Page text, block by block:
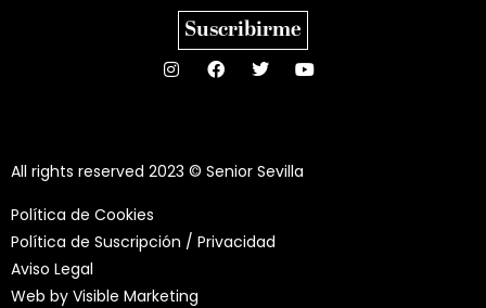
Suscribirme
All rights reserved 2023 © Senior Sevilla
Política de Cookies
Política de Suscripción / Privacidad
Aviso Legal
Web by Visible Marketing